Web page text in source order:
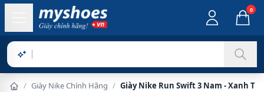
0
Sản phẩm ch
/ Giày Nike Chính Hãng / Giày Nike Run Swift 3 Nam - Xanh